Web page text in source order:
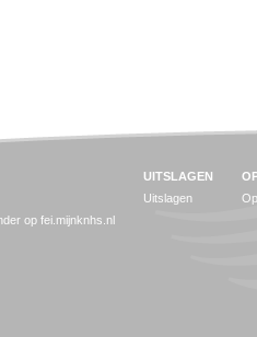
op fei.mijnknhs.nl
UITSLAGEN
Uitslagen